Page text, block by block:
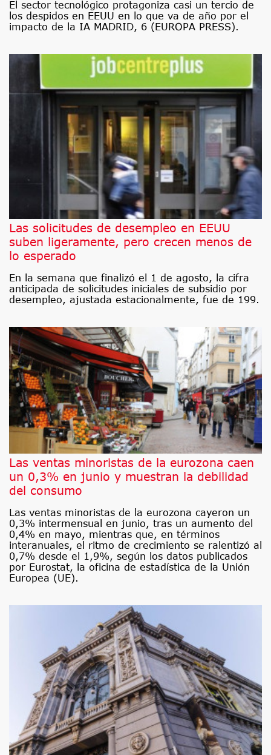
El sector tecnológico protagoniza casi un tercio de
los despidos en EEUU en lo que va de año por el
impacto de la IA MADRID, 6 (EUROPA PRESS).
Las solicitudes de desempleo en EEUU
suben ligeramente, pero crecen menos de
lo esperado
En la semana que finalizó el 1 de agosto, la cifra
anticipada de solicitudes iniciales de subsidio por
desempleo, ajustada estacionalmente, fue de 199.
Las ventas minoristas de la eurozona caen
un 0,3% en junio y muestran la debilidad
del consumo
Las ventas minoristas de la eurozona cayeron un
0,3% intermensual en junio, tras un aumento del
0,4% en mayo, mientras que, en términos
interanuales, el ritmo de crecimiento se ralentizó al
0,7% desde el 1,9%, según los datos publicados
por Eurostat, la oficina de estadística de la Unión
Europea (UE).